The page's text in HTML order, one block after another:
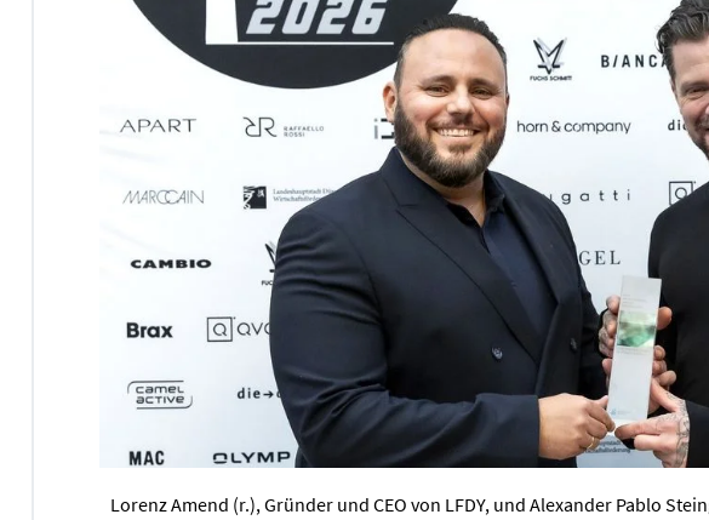
Lorenz Amend (r.), Gründer und CEO von LFDY, und Alexander Pablo